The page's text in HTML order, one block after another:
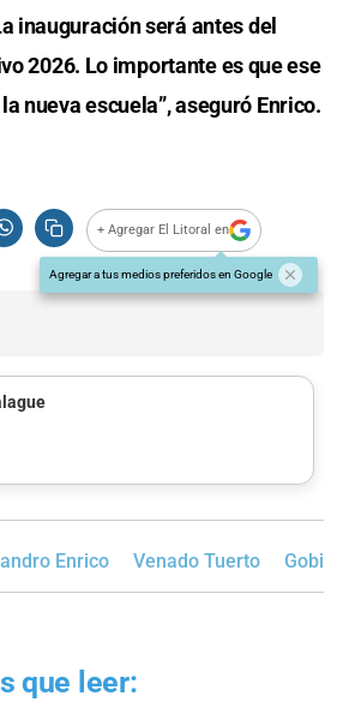
inauguración será antes del
2026. Lo importante es que ese
nueva escuela”, aseguró Enrico.
+ Agregar El Litoral en
Agregar a tus medios preferidos en Google
Enrico Venado Tuerto
que leer: